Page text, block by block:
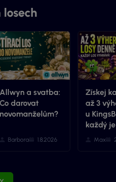
Allwyn a svatba:
Co darovat
novomanželům?
Barbora 1.8.2026
Získej
až 3
u
každý
Max